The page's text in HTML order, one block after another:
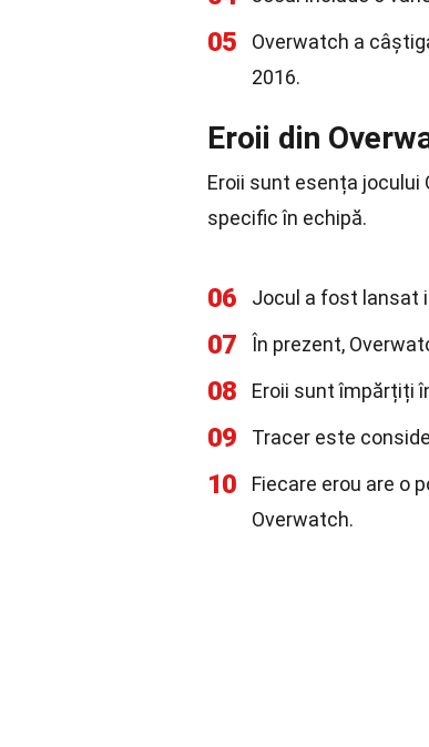
05
Overwatch a
2016.
Eroii din
Eroii sunt esența jocului
specific în echipă.
06 Jocul a fost lansat
07 În prezent,
08 Eroii sunt împărțiți
09 Tracer este
10
Fiecare erou are o
Overwatch.